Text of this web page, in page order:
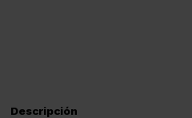
Descripción